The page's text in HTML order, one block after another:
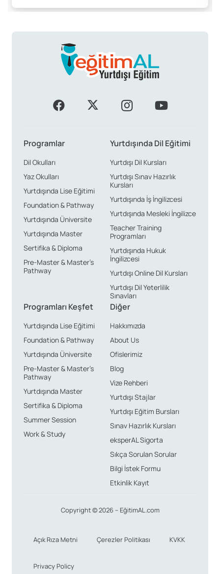
Programlar
Dil Okulları
Yaz Okulları
Yurtdışında Lise Eğitimi
Foundation & Pathway
Yurtdışında Üniversite
Yurtdışında Master
Sertifika & Diploma
Pre-Master & Master’s
Pathway
Yurtdışında Dil Eğitimi
Yurtdışı Dil Kursları
Yurtdışı Sınav Hazırlık
Kursları
Yurtdışında İş İngilizcesi
Yurtdışında Mesleki İngilizce
Teacher Training
Programları
Yurtdışında Hukuk
İngilizcesi
Yurtdışı Online Dil Kursları
Yurtdışı Dil Yeterlilik
Sınavları
Programları Keşfet
Yurtdışında Lise Eğitimi
Foundation & Pathway
Yurtdışında Üniversite
Pre-Master & Master’s
Pathway
Yurtdışında Master
Sertifika & Diploma
Summer Session
Work & Study
Diğer
Hakkımızda
About Us
Ofislerimiz
Blog
Vize Rehberi
Yurtdışı Stajlar
Yurtdışı Eğitim Bursları
Sınav Hazırlık Kursları
eksperAL Sigorta
Sıkça Sorulan Sorular
Bilgi İstek Formu
Etkinlik Kayıt
Copyright © 2026 – EğitimAL.com
Açık Rıza Metni Çerezler Politikası KVKK
Privacy Policy